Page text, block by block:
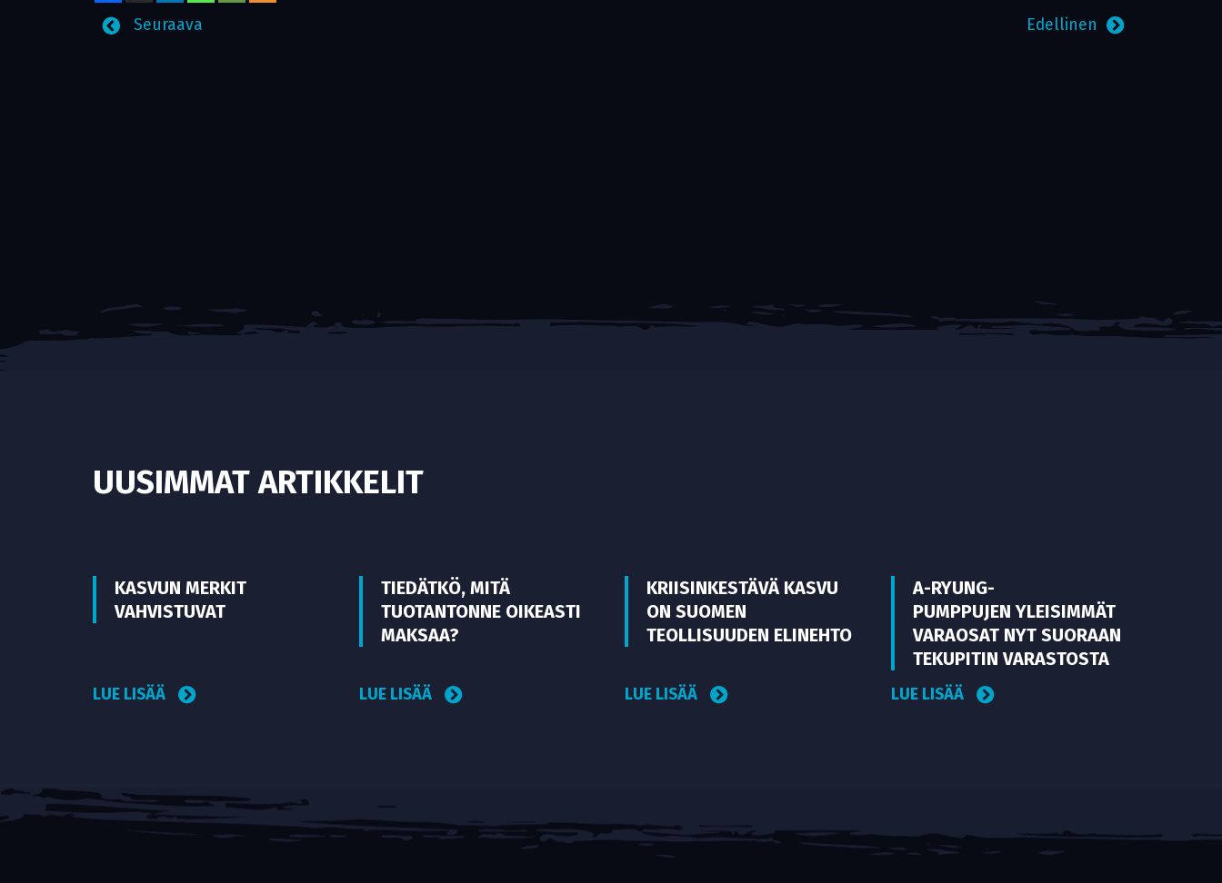
Edellinen
Seuraava
UUSIMMAT ARTIKKELIT
KASVUN MERKIT
VAHVISTUVAT
LUE LISÄÄ
TIEDÄTKÖ, MITÄ
TUOTANTONNE OIKEASTI
MAKSAA?
LUE LISÄÄ
KRIISINKESTÄVÄ KASVU
ON SUOMEN
TEOLLISUUDEN ELINEHTO
LUE LISÄÄ
A-RYUNG-
PUMPPUJEN YLEISIMMÄT
VARAOSAT NYT SUORAAN
TEKUPITIN VARASTOSTA
LUE LISÄÄ